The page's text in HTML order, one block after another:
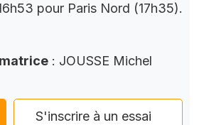
pour Paris Nord (17h35).
: JOUSSE Michel
S'inscrire à un essai